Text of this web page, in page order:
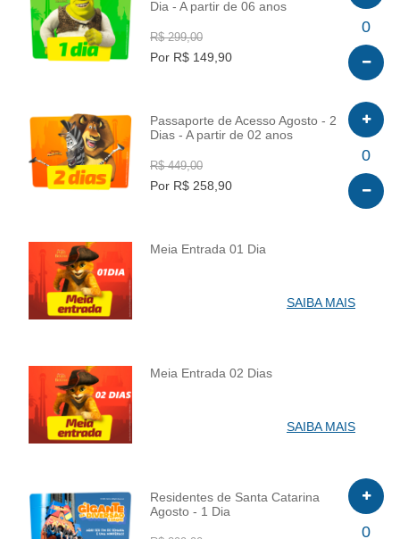
INFO
Dia - A partir de 06 anos
R$ 299,00
Por R$ 149,90
0
INFO
Passaporte de Acesso Agosto - 2
Dias - A partir de 02 anos
R$ 449,00
Por R$ 258,90
0
INFO
Meia Entrada 01 Dia
SAIBA MAIS
INFO
Meia Entrada 02 Dias
SAIBA MAIS
INFO
Residentes de Santa Catarina
Agosto - 1 Dia
0